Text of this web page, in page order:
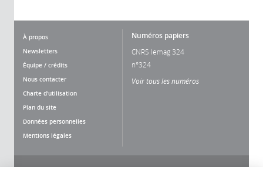
À propos
Newsletters
Équipe / crédits
Nous contacter
Charte d'utilisation
Plan du site
Données personnelles
Mentions légales
Numéros papiers
CNRS lemag 324
n°324
Voir tous les numéros